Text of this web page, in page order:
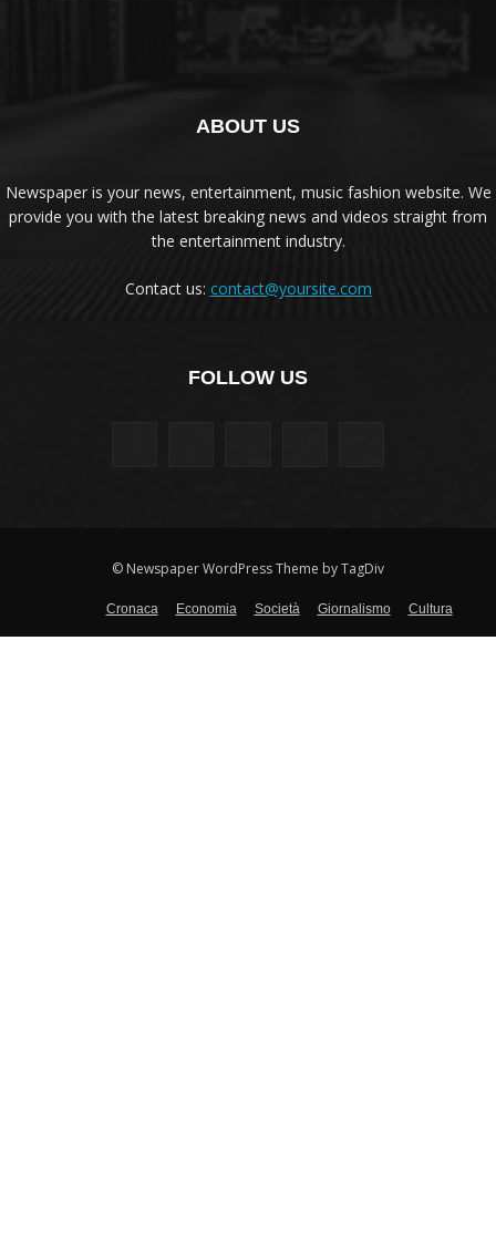
ABOUT US
Newspaper is your news, entertainment, music fashion website. We
provide you with the latest breaking news and videos straight from
the entertainment industry.
Contact us: contact@yoursite.com
FOLLOW US
© Newspaper WordPress Theme by TagDiv
Cronaca Economia Società Giornalismo Cultura